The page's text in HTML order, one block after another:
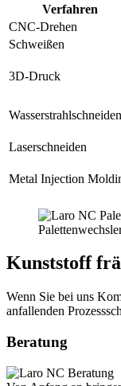
Verfahren
CNC-Drehen
Schweißen
3D-Druck
Wasserstrahlschneiden
Laserschneiden
Metal Injection
Kunststoff
Wenn Sie bei uns
anfallenden
Beratung